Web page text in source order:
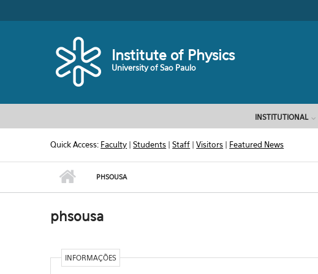
Institute of Physics
University of Sao Paulo
INSTITUTIONAL
Quick Access: Faculty |Students |Staff |Visitors | Featured News
PHSOUSA
phsousa
INFORMAÇÕES